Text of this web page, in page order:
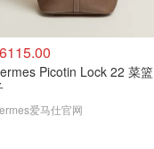
Picotin Lock 22 菜篮
爱马仕官网